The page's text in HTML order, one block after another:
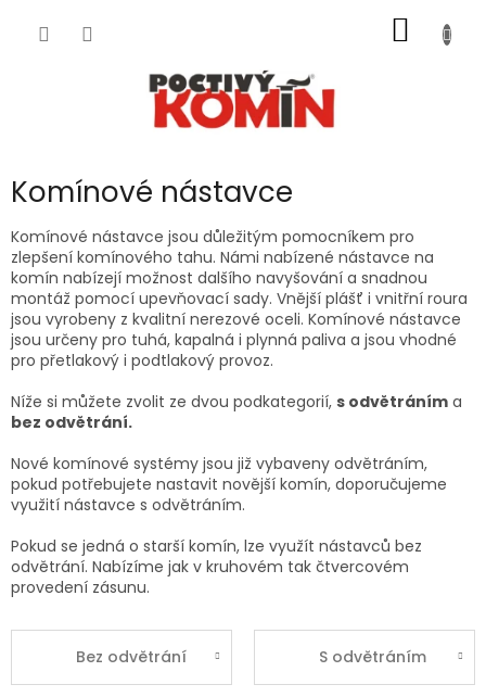
KOŠÍK
Komínové nástavce
Komínové nástavce jsou důležitým pomocníkem pro
zlepšení komínového tahu. Námi nabízené nástavce na
komín nabízejí možnost dalšího navyšování a snadnou
montáž pomocí upevňovací sady. Vnější plášť i vnitřní roura
jsou vyrobeny z kvalitní nerezové oceli. Komínové nástavce
jsou určeny pro tuhá, kapalná i plynná paliva a jsou vhodné
pro přetlakový i podtlakový provoz.
Níže si můžete zvolit ze dvou podkategorií, s odvětráním a
bez odvětrání.
Nové komínové systémy jsou již vybaveny odvětráním,
pokud potřebujete nastavit novější komín, doporučujeme
využití nástavce s odvětráním.
Pokud se jedná o starší komín, lze využít nástavců bez
odvětrání. Nabízíme jak v kruhovém tak čtvercovém
provedení zásunu.
Bez odvětrání S odvětráním